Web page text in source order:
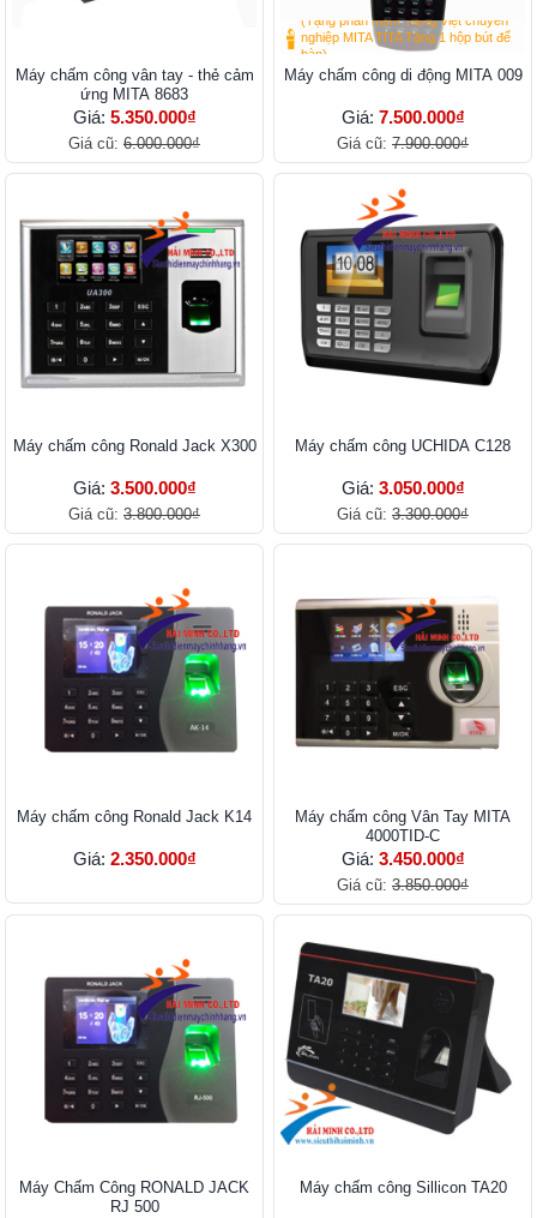
Máy chấm công vân tay - thẻ cảm
ứng MITA 8683
Giá: 5.350.000₫
Giá cũ: 6.000.000₫
(Tặng phần mềm Tiếng Việt chuyên
nghiệp MITA TITA Tặng 1 hộp bút để
bàn)
Máy chấm công di động MITA 009
Giá: 7.500.000₫
Giá cũ: 7.900.000₫
Máy chấm công Ronald Jack X300
Giá: 3.500.000₫
Giá cũ: 3.800.000₫
Máy chấm công UCHIDA C128
Giá: 3.050.000₫
Giá cũ: 3.300.000₫
Máy chấm công Ronald Jack K14
Giá: 2.350.000₫
Máy chấm công Vân Tay MITA
4000TID-C
Giá: 3.450.000₫
Giá cũ: 3.850.000₫
Máy Chấm Công RONALD JACK
RJ 500
Máy chấm công Sillicon TA20